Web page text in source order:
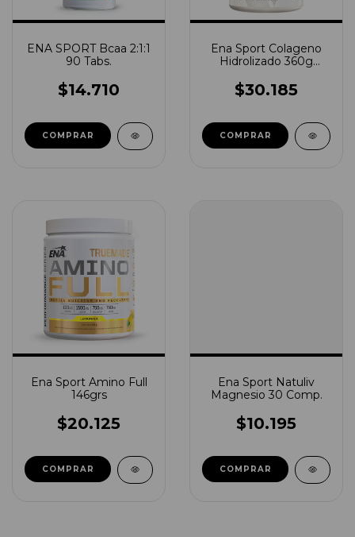
ENA SPORT Bcaa 2:1:1
90 Tabs.
$14.710
COMPRAR
Ena Sport Colageno
Hidrolizado 360g
$30.185
Ena Sport Amino Full
146grs
$20.125
COMPRAR
Ena Sport Natuliv
Magnesio 30 Comp.
$10.195